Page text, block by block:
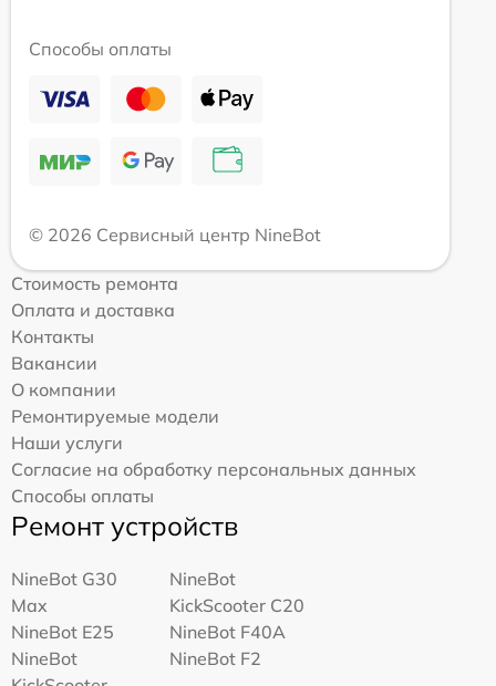
Способы оплаты
© 2026 Сервисный центр NineBot
Стоимость ремонта
Оплата и доставка
Контакты
Вакансии
О компании
Ремонтируемые модели
Наши услуги
Согласие на обработку персональных данных
Способы оплаты
Ремонт устройств
NineBot G30
Max
NineBot
KickScooter C20
NineBot E25
NineBot F40A
NineBot
NineBot F2